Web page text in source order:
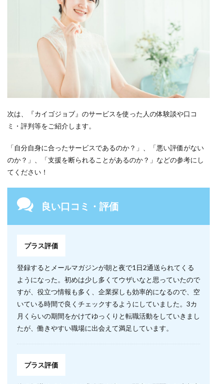
次は、『カイゴジョブ』のサービスを使った人の体験談や口コ
ミ・評判等をご紹介します。
「自分自身に合ったサービスであるのか？」、「悪い評価がない
のか？」、「支援を断られることがあるのか？」などの参考にし
てください！
良い口コミ・評価
プラス評価
登録するとメールマガジンが朝と夜で1日2通送られてくる
ようになった。初めは少し多くてウザいなと思っていたので
すが、役立つ情報も多く、企業探しも効率的になるので、空
いている時間で良くチェックするようにしていました。3カ
月くらいの期間をかけてゆっくりと転職活動をしていきまし
たが、働きやすい職場に出会えて満足しています。
プラス評価